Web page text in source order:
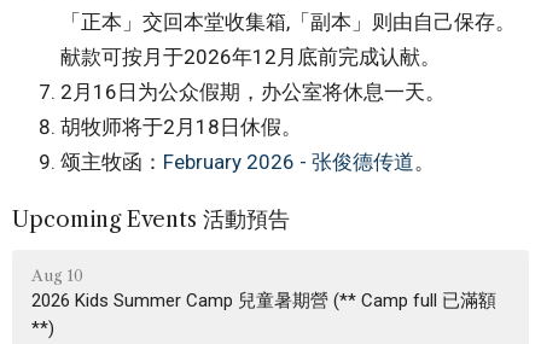
「正本」交回本堂收集箱,「副本」则由自己保存。
献款可按月于2026年12月底前完成认献。
2月16日为公众假期，办公室将休息一天。
胡牧师将于2月18日休假。
颂主牧函： February 2026 - 张俊德传道。
Upcoming Events 活動預告
Aug 10
2026 Kids Summer Camp 兒童暑期營 (** Camp full 已滿額
**)